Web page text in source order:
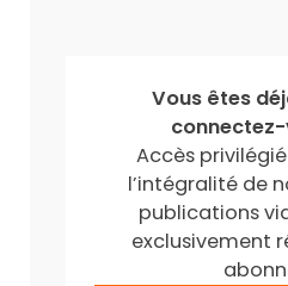
Vous êtes
Accès
l’intégralité de
publications
exclusivement